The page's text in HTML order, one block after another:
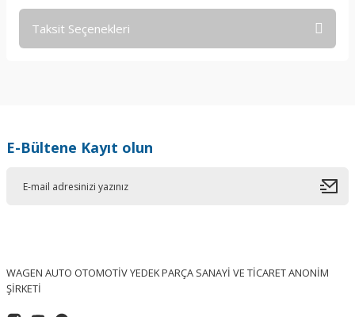
Taksit Seçenekleri
E-Bültene Kayıt olun
WAGEN AUTO OTOMOTİV YEDEK PARÇA SANAYİ VE TİCARET ANONİM
ŞİRKETİ